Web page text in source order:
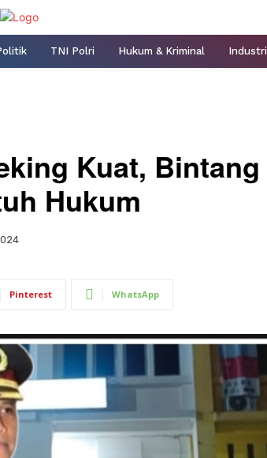
TNI Polri Hukum & Kriminal Industri
Kuat, Bintang
Hukum
Pinterest WhatsApp